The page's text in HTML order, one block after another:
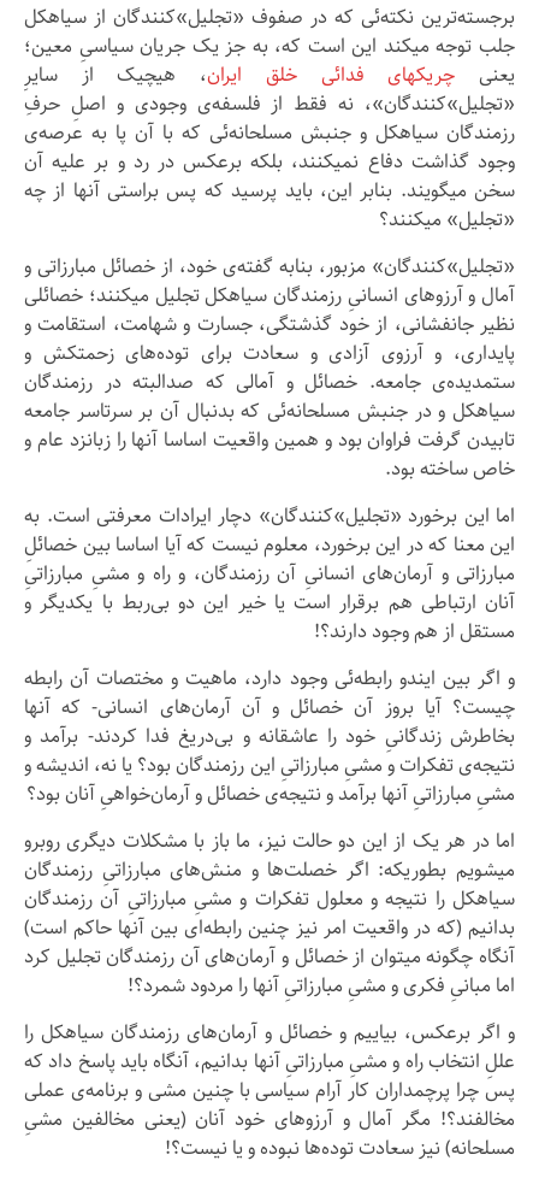
برجسته‌ترین نکته‌ئی که در صفوف «تجلیل»‌کنندگان از سیاهکل
جلب توجه میکند این است که، به جز یک جریان سیاسیِ معین؛
یعنی چریکهای فدائی خلق ایران، هیچیک از سایرِ
«تجلیل»‌کنندگان»، نه فقط از فلسفه‌ی وجودی و اصلِ حرفِ
رزمندگان سیاهکل و جنبش مسلحانه‌ئی که با آن پا به عرصه‌ی
وجود گذاشت دفاع نمیکنند، بلکه برعکس در رد و بر علیه آن
سخن میگویند. بنابر این، باید پرسید که پس براستی آنها از چه
«تجلیل» میکنند؟
«تجلیل»‌کنندگان» مزبور، بنابه گفته‌ی خود، از خصائل مبارزاتی و
آمال و آرزوهای انسانیِ رزمندگان سیاهکل تجلیل میکنند؛ خصائلی
نظیر جانفشانی، از خود گذشتگی، جسارت و شهامت، استقامت و
پایداری، و آرزوی آزادی و سعادت برای توده‌های زحمتکش و
ستمدیده‌ی جامعه. خصائل و آمالی که صدالبته در رزمندگان
سیاهکل و در جنبش مسلحانه‌ئی که بدنبال آن بر سرتاسر جامعه
تابیدن گرفت ‌فراوان بود و همین واقعیت اساسا آنها را زبانزد عام و
خاص ساخته بود.
اما این برخورد «تجلیل»‌کنندگان» دچار ایرادات معرفتی است. به
این معنا که در این برخورد، معلوم نیست که آیا اساسا بین خصائلِ
مبارزاتی و آرمان‌های انسانیِ آن رزمندگان، و راه و مشیِ مبارزاتیِ
آنان ارتباطی هم برقرار است یا خیر این دو بی‌ربط با یکدیگر و
مستقل از هم وجود دارند؟!
و اگر بین ایندو رابطه‌ئی وجود دارد، ماهیت و مختصات آن رابطه
چیست؟ آیا بروز آن خصائل و آن آرمان‌های انسانی- که آنها
بخاطرش زندگانیِ خود را عاشقانه و بی‌دریغ فدا کردند- برآمد و
نتیجه‌ی تفکرات و مشیِ مبارزاتیِ این رزمندگان بود؟ یا نه، اندیشه و
مشیِ مبارزاتیِ آنها برآمد و نتیجه‌ی خصائل و آرمان‌خواهیِ آنان بود؟
اما در هر یک از این دو حالت نیز، ما باز با مشکلات دیگری روبرو
میشویم بطوریکه: اگر خصلت‌ها و منش‌های مبارزاتیِ رزمندگان
سیاهکل را نتیجه و معلول تفکرات و مشیِ مبارزاتیِ آن رزمندگان
بدانیم (که در واقعیت امر نیز چنین رابطه‌ای بین آنها حاکم است)
آنگاه چگونه میتوان از خصائل و آرمان‌های آن رزمندگان تجلیل کرد
اما مبانیِ فکری و مشیِ مبارزاتیِ آنها را مردود شمرد؟!
و اگر برعکس، بیاییم و خصائل و آرمان‌های رزمندگان سیاهکل را
عللِ انتخاب راه و مشیِ مبارزاتیِ آنها بدانیم، آنگاه باید پاسخ داد که
پس چرا پرچمداران کار آرام سیاسی با چنین مشی و برنامه‌ی عملی
مخالفند؟! مگر آمال و آرزوهای خود آنان (یعنی مخالفین مشیِ
مسلحانه) نیز سعادت توده‌ها نبوده و یا نیست؟!